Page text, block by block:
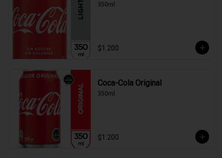
350ml.
$1.200
Coca-Cola Original
350ml.
$1.200